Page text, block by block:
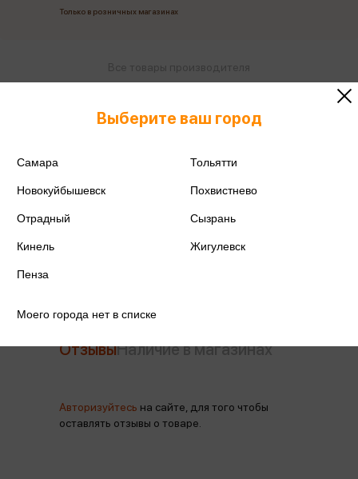
Vista-artista
Только в розничных магазинах
Поделиться
ОтзывыНаличие в магазинах
Авторизуйтесь на сайте, для того чтобы
оставлять отзывы о товаре.
Выберите ваш город
Самара Тольятти
Новокуйбышевск Похвистнево
Отрадный Сызрань
Кинель Жигулевск
Пенза
Моего города нет в списке